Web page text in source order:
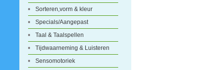
Sorteren,vorm & kleur
Specials/Aangepast
Taal & Taalspellen
Tijdwaarneming & Luisteren
Sensomotoriek